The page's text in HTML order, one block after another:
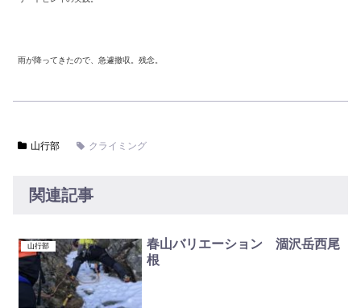
雨が降ってきたので、急遽撤収。残念。
山行部 クライミング
関連記事
山行部
春山バリエーション 涸沢岳西尾
根